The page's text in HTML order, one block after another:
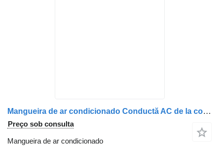
Mangueira de ar condicionado Conductă AC de la condensator la compresor 7421023475 501060566 para camião Renault
Preço sob consulta
Mangueira de ar condicionado